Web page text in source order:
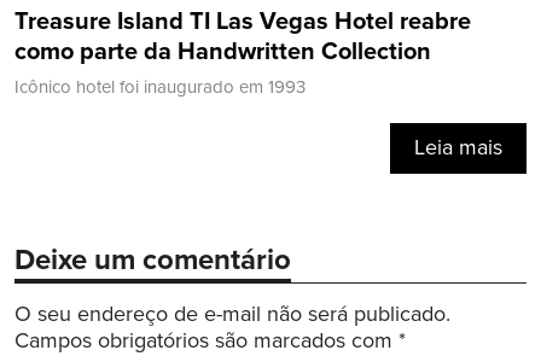
Treasure Island TI Las Vegas Hotel reabre
como parte da Handwritten Collection
Icônico hotel foi inaugurado em 1993
Leia mais
Deixe um comentário
O seu endereço de e-mail não será publicado.
Campos obrigatórios são marcados com *